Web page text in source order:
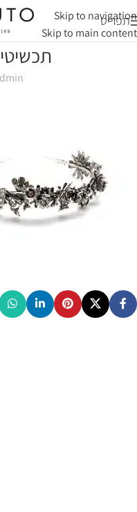
Skip to navigation
Skip to main content
תפריט